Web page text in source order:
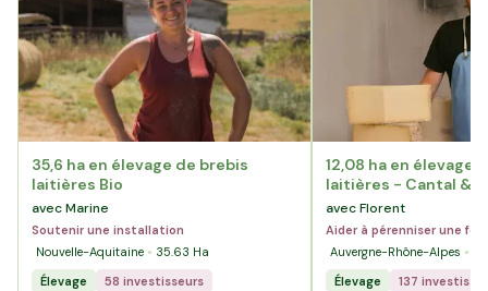
35,6 ha en élevage de brebis
laitières Bio
avec Marine
Soutenir une installation
Nouvelle-Aquitaine
35.63 Ha
Élevage
58 investisseurs
12,08 ha en élevage
laitières - Cantal &
avec Florent
Aider à pérenniser une
Auvergne-Rhône-Alpes
Élevage
137